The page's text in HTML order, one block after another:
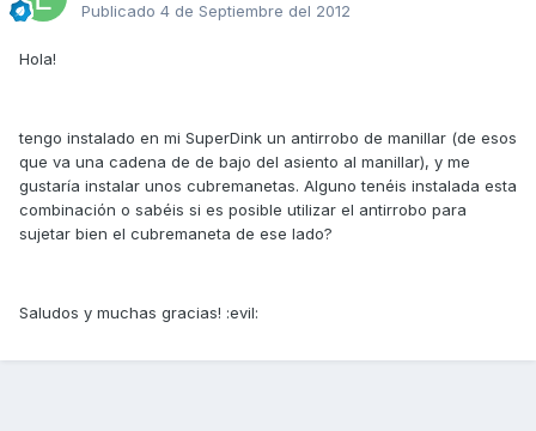
Publicado 4 de Septiembre del 2012
Hola!
tengo instalado en mi SuperDink un antirrobo de manillar (de esos
que va una cadena de de bajo del asiento al manillar), y me
gustaría instalar unos cubremanetas. Alguno tenéis instalada esta
combinación o sabéis si es posible utilizar el antirrobo para
sujetar bien el cubremaneta de ese lado?
Saludos y muchas gracias! :evil: